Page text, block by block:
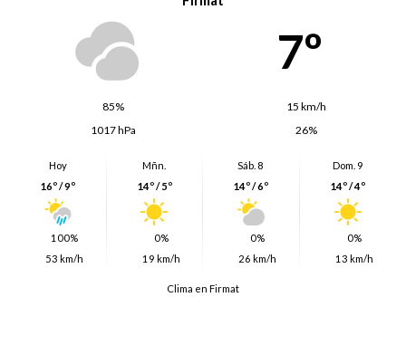
7º
85%
15 km/h
1017 hPa
26%
Hoy
16º / 9º
100%
53 km/h
Mñn.
14º / 5º
0%
19 km/h
Sáb. 8
14º / 6º
0%
26 km/h
Dom. 9
14º / 4º
0%
13 km/h
Clima en Firmat